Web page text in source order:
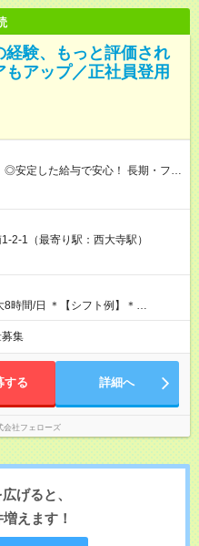
験、もっと評価され
アップ／正社員登用
お越しいただきたいと思っていま
ないので、安定した給与が入りま
す。このあたりは柔軟に対応する
がありま
せん。 【試用期間】試
2ヶ月 雇用形態、給与は本採用時
2-1（最寄り駅：西大寺駅）
時間/日 ＊【シフト例】＊
20:00 (3) 12:00～21:00 など ◎
間です。中抜けシフトなどはあり
ますのでおっしゃってください！
集
する 詳細へ
会社フェローズ
げると、
増えます！